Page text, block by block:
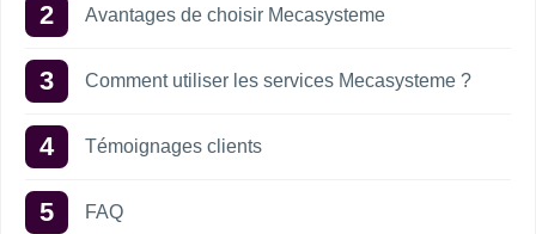
Avantages de choisir Mecasysteme
Comment utiliser les services Mecasysteme ?
Témoignages clients
FAQ